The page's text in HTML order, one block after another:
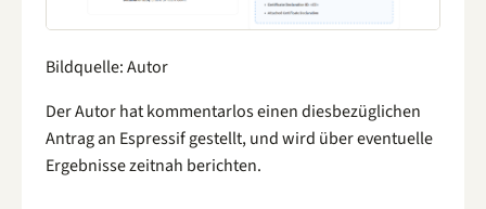
Bildquelle: Autor
Der Autor hat kommentarlos einen diesbezüglichen
Antrag an Espressif gestellt, und wird über eventuelle
Ergebnisse zeitnah berichten.